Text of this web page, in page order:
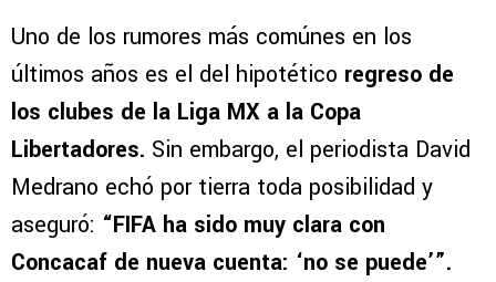
Uno de los rumores más comúnes en los
últimos años es el del hipotético regreso de
los clubes de la Liga MX a la Copa
Libertadores. Sin embargo, el periodista David
Medrano echó por tierra toda posibilidad y
aseguró: “FIFA ha sido muy clara con
Concacaf de nueva cuenta: ‘no se puede’”.